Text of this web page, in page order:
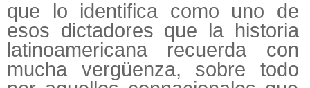
que lo identifica como uno de
esos dictadores que la historia
latinoamericana recuerda con
mucha vergüenza, sobre todo